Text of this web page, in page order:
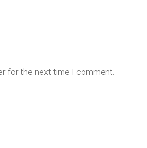
for the next time I comment.